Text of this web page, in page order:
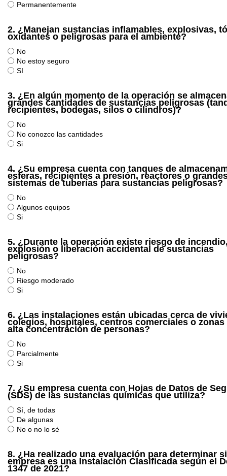
Permanentemente
2. ¿Manejan sustancias inflamables, explosivas,
oxidantes o peligrosas para el ambiente?
No
No estoy seguro
SI
3. ¿En algún momento de la operación se
grandes cantidades de sustancias peligrosas
recipientes, bodegas, silos o cilindros)?
No
No conozco las cantidades
Si
4. ¿Su empresa cuenta con tanques de
esferas, recipientes a presión, reactores o
sistemas de tuberías para sustancias peligrosas?
No
Algunos equipos
Si
5. ¿Durante la operación existe riesgo de
explosión o liberación accidental de sustancias
peligrosas?
No
Riesgo moderado
Si
6. ¿Las instalaciones están ubicadas cerca de
colegios, hospitales, centros comerciales o zonas
alta concentración de personas?
No
Parcialmente
Si
7. ¿Su empresa cuenta con Hojas de Datos de
(SDS) de las sustancias químicas que utiliza?
Sí, de todas
De algunas
No o no lo sé
8. ¿Ha realizado una evaluación para determinar
empresa es una Instalación Clasificada según el
1347 de 2021?